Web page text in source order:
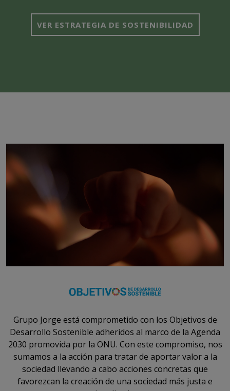
VER ESTRATEGIA DE SOSTENIBILIDAD
Grupo Jorge está comprometido con los Objetivos de
Desarrollo Sostenible adheridos al marco de la Agenda
2030 promovida por la ONU. Con este compromiso, nos
sumamos a la acción para tratar de aportar valor a la
sociedad llevando a cabo acciones concretas que
favorezcan la creación de una sociedad más justa e